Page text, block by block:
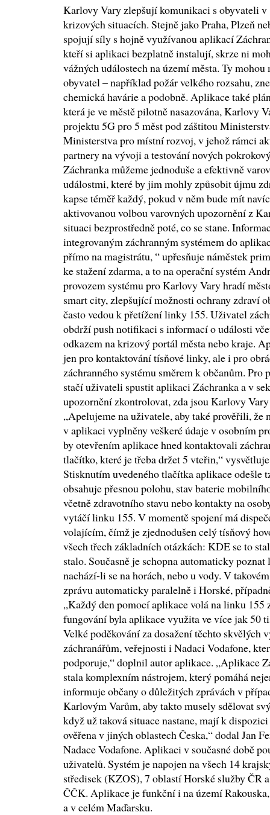
Karlovy Vary zlepšují komunikaci s obyvateli v
krizových situacích. Stejně jako Praha, Plzeň
spojují síly s hojně využívanou aplikací
kteří si aplikaci bezplatně instalují, skrze ni
vážných událostech na území města. Ty
obyvatel – například požár velkého rozsahu,
chemická havárie a podobně. Aplikace také
která je ve městě pilotně nasazována, Karlovy
projektu 5G pro 5 měst pod záštitou
Ministerstva pro místní rozvoj, v jehož rámci
partnery na vývoji a testování nových
Záchranka můžeme jednoduše a efektivně
událostmi, které by jim mohly způsobit újmu
kapse téměř každý, pokud v něm bude mít
aktivovanou volbou varovných upozornění z
situaci bezprostředně poté, co se stane.
integrovaným záchranným systémem do
přímo na magistrátu, “ upřesňuje náměstek
ke stažení zdarma, a to na operační systém
provozem systému pro Karlovy Vary hradí
smart city, zlepšující možnosti ochrany zdraví
často vedou k přetížení linky 155. Uživatel
obdrží push notifikaci s informací o události
odkazem na krizový portál města nebo kraje.
jen pro kontaktování tísňové linky, ale i pro
záchranného systému směrem k občanům.
stačí uživateli spustit aplikaci Záchranka a v
upozornění zkontrolovat, zda jsou Karlovy
„Apelujeme na uživatele, aby také prověřili,
v aplikaci vyplněny veškeré údaje v osobním
by otevřením aplikace hned kontaktovali
tlačítko, které je třeba držet 5 vteřin,“
Stisknutím uvedeného tlačítka aplikace odešle
obsahuje přesnou polohu, stav baterie
včetně zdravotního stavu nebo kontakty na
vytáčí linku 155. V momentě spojení má
volajícím, čímž je zjednodušen celý tísňový
všech třech základních otázkách: KDE se to
stalo. Současně je schopna automaticky
nachází-li se na horách, nebo u vody. V
zprávu automaticky paralelně i Horské,
„Každý den pomocí aplikace volá na linku 155
fungování byla aplikace využita ve více jak 50
Velké poděkování za dosažení těchto skvělých
záchranářům, veřejnosti i Nadaci Vodafone,
podporuje,“ doplnil autor aplikace. „Aplikace
stala komplexním nástrojem, který pomáhá
informuje občany o důležitých zprávách v
Karlovým Varům, aby takto musely sdělovat
když už taková situace nastane, mají k
ověřena v jiných oblastech Česka,“ dodal Jan
Nadace Vodafone. Aplikaci v současné době
uživatelů. Systém je napojen na všech 14
středisek (KZOS), 7 oblastí Horské služby ČR
ČČK. Aplikace je funkční i na území
a v celém Maďarsku.